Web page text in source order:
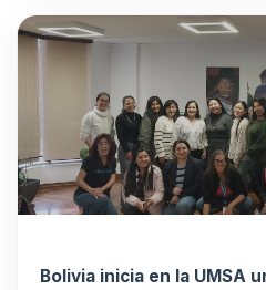
Bolivia inicia en la UMSA